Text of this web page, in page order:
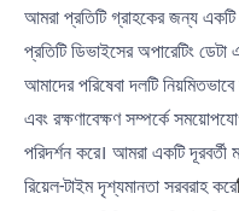
আমরা প্রতিটি গ্রাহকের জন্য
প্রতিটি ডিভাইসের অপারেটিং ডেটা
আমাদের পরিষেবা দলটি
এবং রক্ষণাবেক্ষণ সম্পর্কে
পরিদর্শন করে। আমরা একটি দূরবর্তী
রিয়েল-টাইম দৃশ্যমানতা সরবরাহ করে